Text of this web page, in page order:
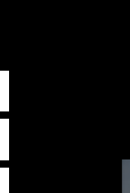
dużej
w